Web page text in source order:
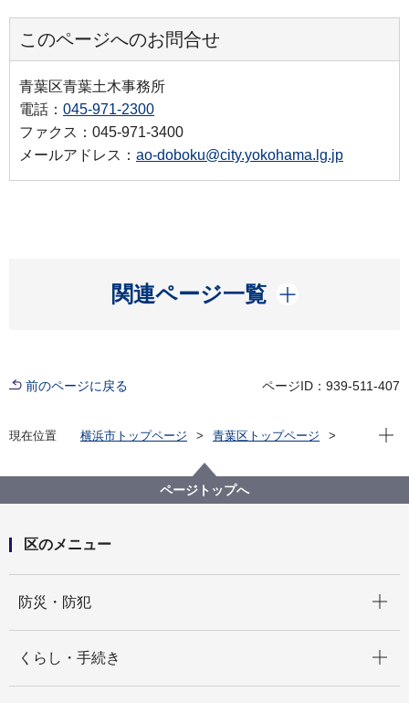
このページへのお問合せ
青葉区青葉土木事務所
電話： 045-971-2300
ファクス：045-971-3400
メールアドレス： ao-doboku@city.yokohama.lg.jp
関連ページ一覧
開く
前のページに戻る ページID：939-511-407
現在位置 横浜市トップページ
青葉区トップページ
荏子田公園（えこだこうえん）
現在
ページトップへ
区のメニュー
防災・防犯
くらし・手続き